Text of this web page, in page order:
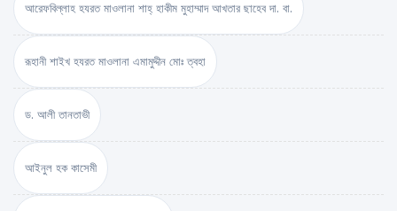
আরেফবিল্লাহ হযরত মাওলানা শাহ্ হাকীম মুহাম্মাদ আখতার ছাহেব দা. বা.
রূহানী শাইখ হযরত মাওলানা এমামুদ্দীন মোঃ ত্বহা
ড. আলী তানতাভী
আইনুল হক কাসেমী